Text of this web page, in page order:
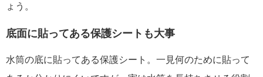
ょう。
底面に貼ってある保護シートも大事
水筒の底に貼ってある保護シート。一見何のために貼って